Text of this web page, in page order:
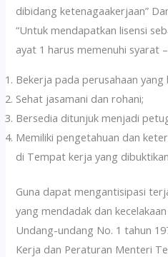
dibidang ketenagaakerjaan”
“Untuk mendapatkan lisensi
ayat 1 harus memenuhi syarat
Bekerja pada perusahaan yang
Sehat jasamani dan rohani;
Bersedia ditunjuk menjadi
Memiliki pengetahuan dan
di Tempat kerja yang
Guna dapat mengantisipasi
yang mendadak dan
Undang-undang No. 1 tahun
Kerja dan Peraturan Menteri